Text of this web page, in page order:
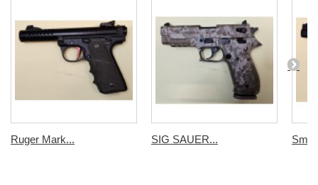
Ruger Mark... SIG SAUER...